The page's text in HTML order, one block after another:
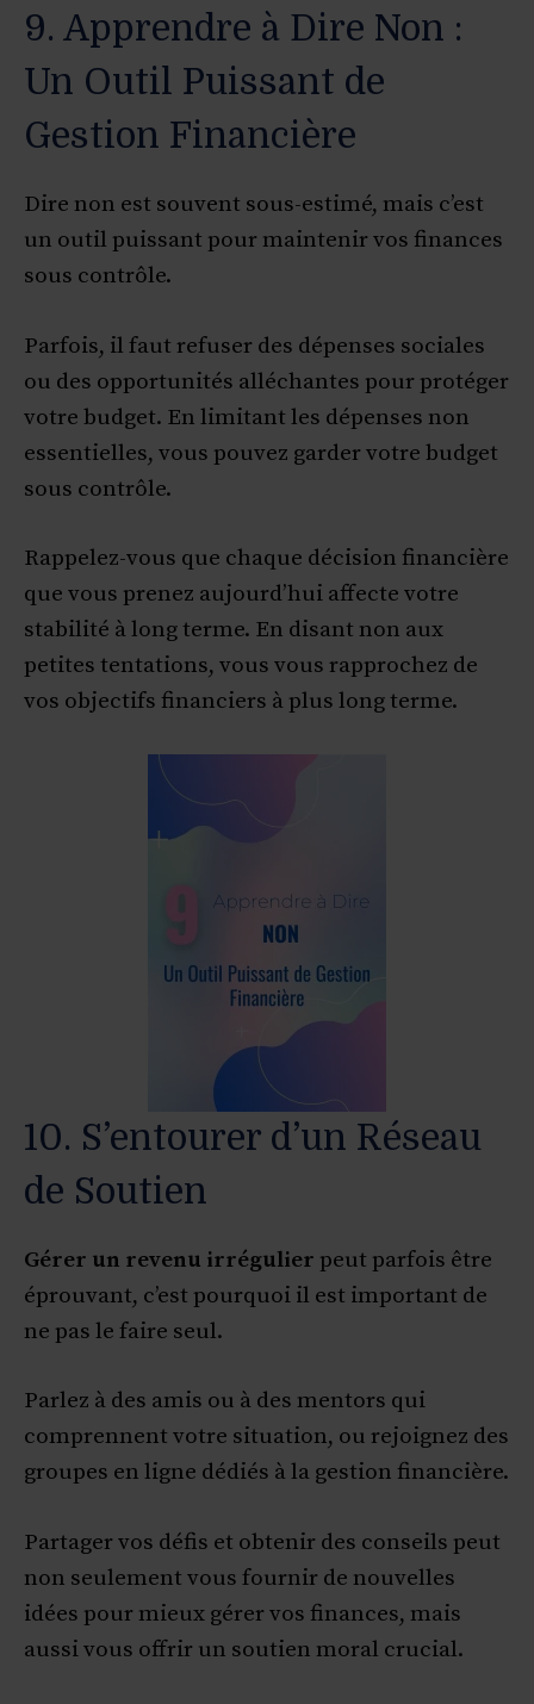
9. Apprendre à Dire Non :
Un Outil Puissant de
Gestion Financière
Dire non est souvent sous-estimé, mais c’est
un outil puissant pour maintenir vos finances
sous contrôle.
Parfois, il faut refuser des dépenses sociales
ou des opportunités alléchantes pour protéger
votre budget. En limitant les dépenses non
essentielles, vous pouvez garder votre budget
sous contrôle.
Rappelez-vous que chaque décision financière
que vous prenez aujourd’hui affecte votre
stabilité à long terme. En disant non aux
petites tentations, vous vous rapprochez de
vos objectifs financiers à plus long terme.
10. S’entourer d’un Réseau
de Soutien
Gérer un revenu irrégulier peut parfois être
éprouvant, c’est pourquoi il est important de
ne pas le faire seul.
Parlez à des amis ou à des mentors qui
comprennent votre situation, ou rejoignez des
groupes en ligne dédiés à la gestion financière.
Partager vos défis et obtenir des conseils peut
non seulement vous fournir de nouvelles
idées pour mieux gérer vos finances, mais
aussi vous offrir un soutien moral crucial.